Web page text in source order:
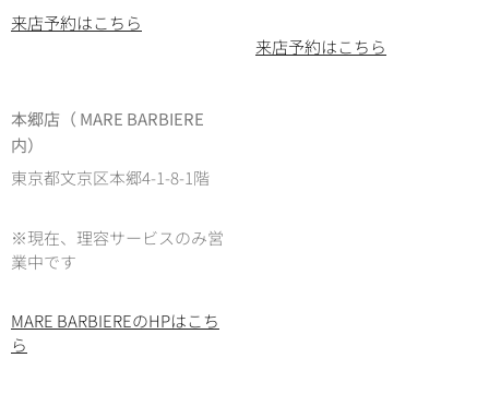
来店予約はこちら
来店予約はこちら
本郷店（ MARE BARBIERE
内）
東京都文京区本郷4-1-8-1階
※現在、理容サービスのみ営
業中です
MARE BARBIEREのHPはこち
ら